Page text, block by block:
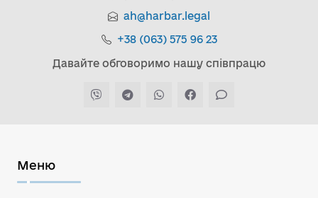
ah@harbar.legal
+38 (063) 575 96 23
Давайте обговоримо нашу співпрацю
Меню